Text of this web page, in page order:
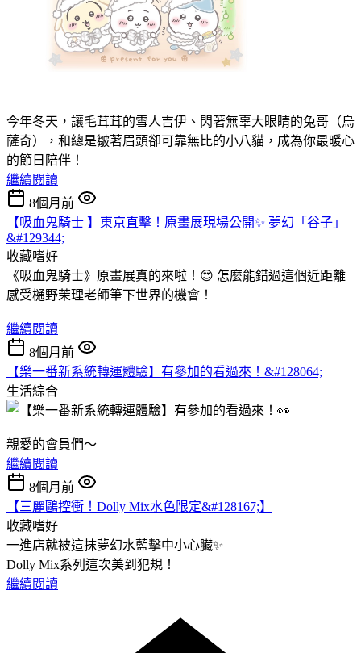
今年冬天，讓毛茸茸的雪人吉伊、閃著無辜大眼睛的兔哥（烏
薩奇），和總是皺著眉頭卻可靠無比的小八貓，成為你最暖心
的節日陪伴！
繼續閱讀
8個月前
【吸血鬼騎士 】東京直擊！原畫展現場公開✨ 夢幻「谷子」
&#129344;
收藏嗜好
《吸血鬼騎士》原畫展真的來啦！😍 怎麼能錯過這個近距離
感受樋野茉理老師筆下世界的機會！
繼續閱讀
8個月前
【樂一番新系統轉運體驗】有參加的看過來！&#128064;
生活綜合
親愛的會員們～
繼續閱讀
8個月前
【三麗鷗控衝！Dolly Mix水色限定&#128167;】
收藏嗜好
一進店就被這抹夢幻水藍擊中小心臟✨
Dolly Mix系列這次美到犯規！
繼續閱讀